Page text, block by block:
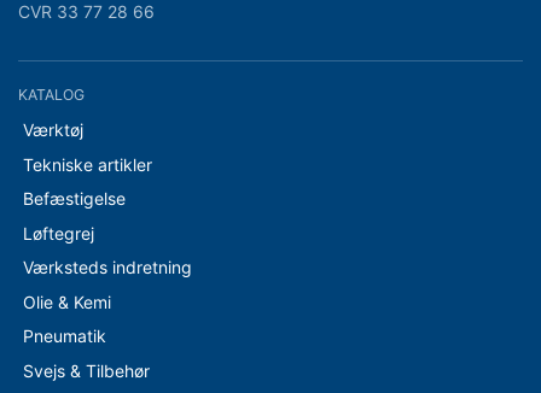
CVR 33 77 28 66
KATALOG
Værktøj
Tekniske artikler
Befæstigelse
Løftegrej
Værksteds indretning
Olie & Kemi
Pneumatik
Svejs & Tilbehør